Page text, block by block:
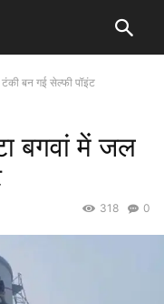
बन गई सेल्फी पॉइंट
बगवां में जल
0
318